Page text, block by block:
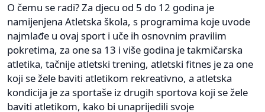
O čemu se radi? Za djecu od 5 do 12 godina je
namijenjena Atletska škola, s programima koje uvode
najmlađe u ovaj sport i uče ih osnovnim pravilim
pokretima, za one sa 13 i više godina je takmičarska
atletika, tačnije atletski trening, atletski fitnes je za one
koji se žele baviti atletikom rekreativno, a atletska
kondicija je za sportaše iz drugih sportova koji se žele
baviti atletikom, kako bi unaprijedili svoje